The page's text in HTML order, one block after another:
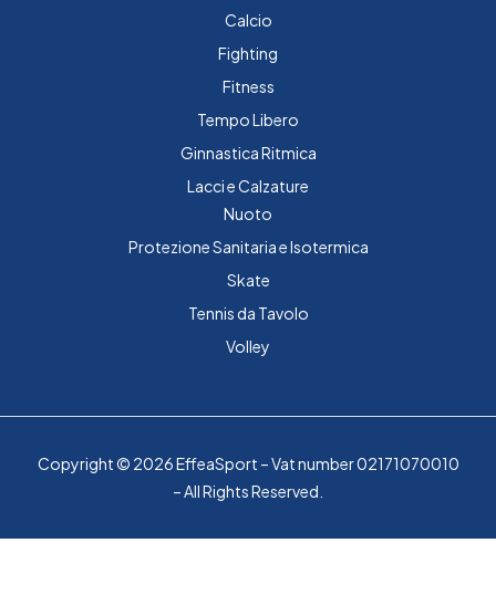
Calcio
Fighting
Fitness
Tempo Libero
Ginnastica Ritmica
Lacci e Calzature
Nuoto
Protezione Sanitaria e Isotermica
Skate
Tennis da Tavolo
Volley
Copyright © 2026 EffeaSport – Vat number 02171070010
– All Rights Reserved.